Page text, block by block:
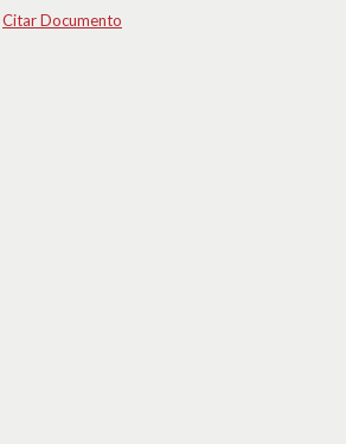
Citar Documento